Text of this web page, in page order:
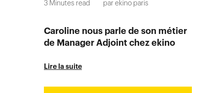
3 Minutes read parekino paris
Caroline nous parle de son métier
de Manager Adjoint chez ekino
Lire la suite